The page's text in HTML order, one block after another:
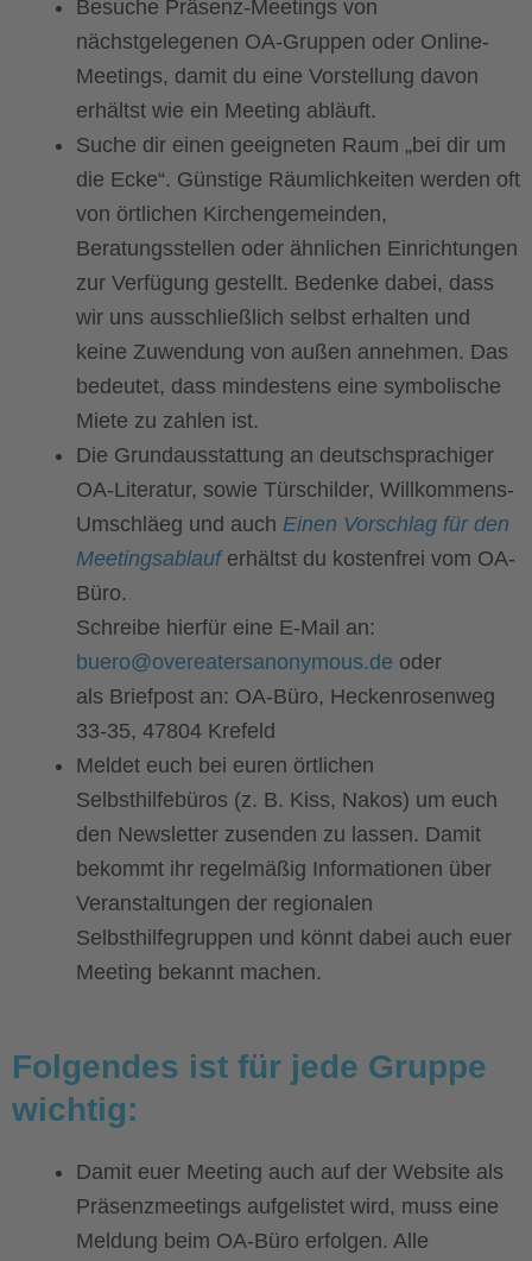
Besuche Präsenz-Meetings von
nächstgelegenen OA-Gruppen oder Online-
Meetings, damit du eine Vorstellung davon
erhältst wie ein Meeting abläuft.
Suche dir einen geeigneten Raum „bei dir um
die Ecke“. Günstige Räumlichkeiten werden oft
von örtlichen Kirchengemeinden,
Beratungsstellen oder ähnlichen Einrichtungen
zur Verfügung gestellt. Bedenke dabei, dass
wir uns ausschließlich selbst erhalten und
keine Zuwendung von außen annehmen. Das
bedeutet, dass mindestens eine symbolische
Miete zu zahlen ist.
Die Grundausstattung an deutschsprachiger
OA-Literatur, sowie Türschilder, Willkommens-
Umschläeg und auch Einen Vorschlag für den
Meetingsablauf erhältst du kostenfrei vom OA-
Büro.
Schreibe hierfür eine E-Mail an:
buero@overeatersanonymous.de oder
als Briefpost an: OA-Büro, Heckenrosenweg
33-35, 47804 Krefeld
Meldet euch bei euren örtlichen
Selbsthilfebüros (z. B. Kiss, Nakos) um euch
den Newsletter zusenden zu lassen. Damit
bekommt ihr regelmäßig Informationen über
Veranstaltungen der regionalen
Selbsthilfegruppen und könnt dabei auch euer
Meeting bekannt machen.
Folgendes ist für jede Gruppe
wichtig:
Damit euer Meeting auch auf der Website als
Präsenzmeetings aufgelistet wird, muss eine
Meldung beim OA-Büro erfolgen. Alle